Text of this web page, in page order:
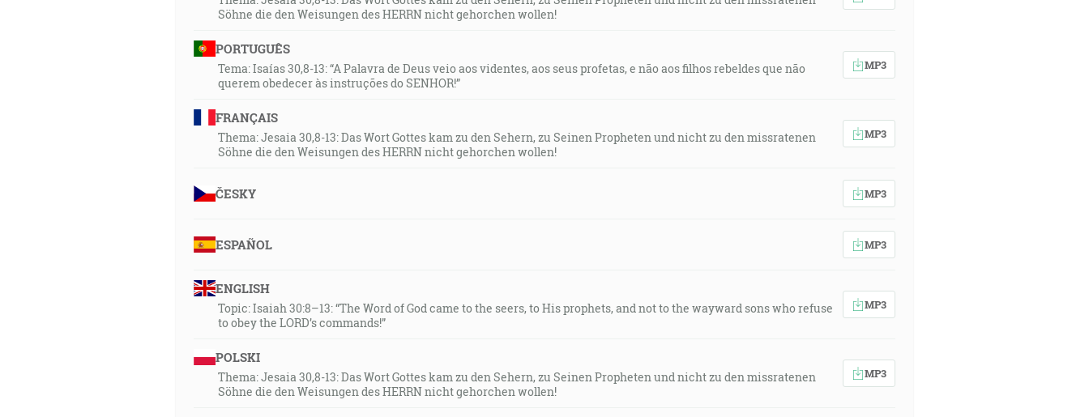
Söhne die den Weisungen des HERRN nicht gehorchen wollen!
PORTUGUÊS
Tema: Isaías 30,8-13: “A Palavra de Deus veio aos videntes, aos seus profetas, e não aos filhos rebeldes que não
querem obedecer às instruções do SENHOR!”
MP3
FRANÇAIS
Thema: Jesaia 30,8-13: Das Wort Gottes kam zu den Sehern, zu Seinen Propheten und nicht zu den missratenen
Söhne die den Weisungen des HERRN nicht gehorchen wollen!
MP3
ČESKY MP3
ESPAÑOL MP3
ENGLISH
Topic: Isaiah 30:8–13: “The Word of God came to the seers, to His prophets, and not to the wayward sons who refuse
to obey the LORD’s commands!”
MP3
POLSKI
Thema: Jesaia 30,8-13: Das Wort Gottes kam zu den Sehern, zu Seinen Propheten und nicht zu den missratenen
Söhne die den Weisungen des HERRN nicht gehorchen wollen!
MP3